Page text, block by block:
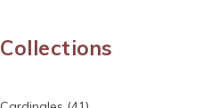
Collections